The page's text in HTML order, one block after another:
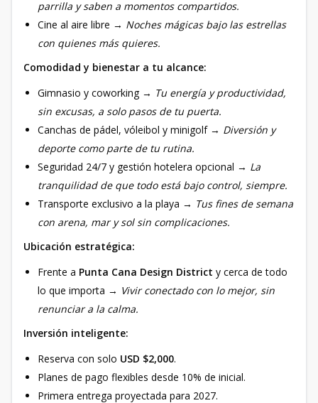
parrilla y saben a momentos compartidos.
Cine al aire libre → Noches mágicas bajo las estrellas
con quienes más quieres.
Comodidad y bienestar a tu alcance:
Gimnasio y coworking → Tu energía y productividad,
sin excusas, a solo pasos de tu puerta.
Canchas de pádel, vóleibol y minigolf → Diversión y
deporte como parte de tu rutina.
Seguridad 24/7 y gestión hotelera opcional → La
tranquilidad de que todo está bajo control, siempre.
Transporte exclusivo a la playa → Tus fines de semana
con arena, mar y sol sin complicaciones.
Ubicación estratégica:
Frente a Punta Cana Design District y cerca de todo
lo que importa → Vivir conectado con lo mejor, sin
renunciar a la calma.
Inversión inteligente:
Reserva con solo USD $2,000.
Planes de pago flexibles desde 10% de inicial.
Primera entrega proyectada para 2027.